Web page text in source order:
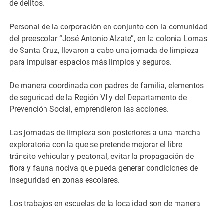
de delitos.
Personal de la corporación en conjunto con la comunidad
del preescolar “José Antonio Alzate”, en la colonia Lomas
de Santa Cruz, llevaron a cabo una jornada de limpieza
para impulsar espacios más limpios y seguros.
De manera coordinada con padres de familia, elementos
de seguridad de la Región VI y del Departamento de
Prevención Social, emprendieron las acciones.
Las jornadas de limpieza son posteriores a una marcha
exploratoria con la que se pretende mejorar el libre
tránsito vehicular y peatonal, evitar la propagación de
flora y fauna nociva que pueda generar condiciones de
inseguridad en zonas escolares.
Los trabajos en escuelas de la localidad son de manera